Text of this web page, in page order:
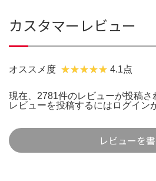
カスタマーレビュー
オススメ度 4.1点
現在、2781件のレビューが投稿さ
レビューを投稿するには ログイン
レビューを書